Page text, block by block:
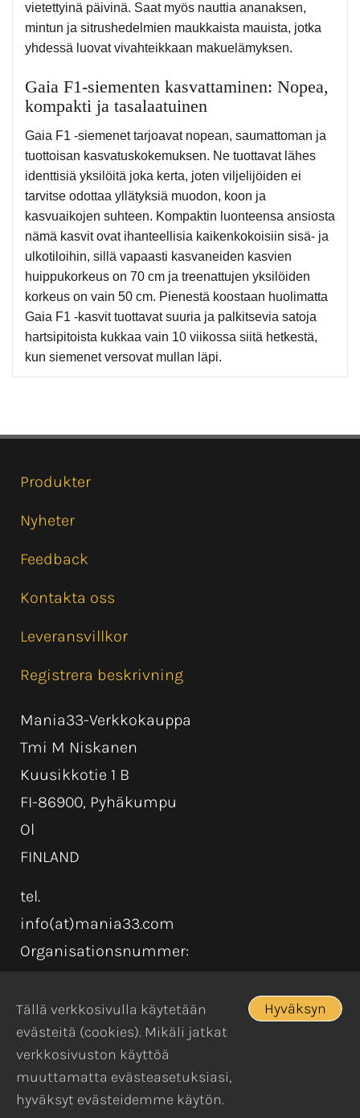
vietettyinä päivinä. Saat myös nauttia ananaksen,
mintun ja sitrushedelmien maukkaista mauista, jotka
yhdessä luovat vivahteikkaan makuelämyksen.
Gaia F1-siementen kasvattaminen: Nopea,
kompakti ja tasalaatuinen
Gaia F1 -siemenet tarjoavat nopean, saumattoman ja
tuottoisan kasvatuskokemuksen. Ne tuottavat lähes
identtisiä yksilöitä joka kerta, joten viljelijöiden ei
tarvitse odottaa yllätyksiä muodon, koon ja
kasvuaikojen suhteen. Kompaktin luonteensa ansiosta
nämä kasvit ovat ihanteellisia kaikenkokoisiin sisä- ja
ulkotiloihin, sillä vapaasti kasvaneiden kasvien
huippukorkeus on 70 cm ja treenattujen yksilöiden
korkeus on vain 50 cm. Pienestä koostaan huolimatta
Gaia F1 -kasvit tuottavat suuria ja palkitsevia satoja
hartsipitoista kukkaa vain 10 viikossa siitä hetkestä,
kun siemenet versovat mullan läpi.
Produkter
Nyheter
Feedback
Kontakta oss
Leveransvillkor
Registrera beskrivning
Mania33-Verkkokauppa
Tmi M Niskanen
Kuusikkotie 1 B
FI-86900, Pyhäkumpu
Ol
FINLAND
tel.
info(at)mania33.com
Organisationsnummer:
Tällä verkkosivulla käytetään
evästeitä (cookies). Mikäli jatkat
verkkosivuston käyttöä
muuttamatta evästeasetuksiasi,
hyväksyt evästeidemme käytön.
Hyväksyn